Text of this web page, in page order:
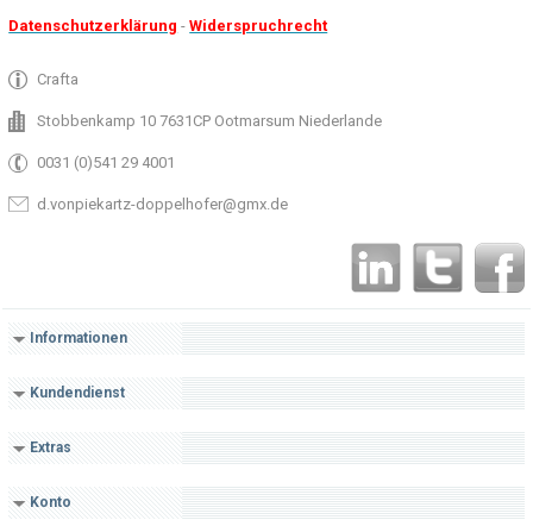
Datenschutzerklärung -Widerspruchrecht
Crafta
Stobbenkamp 10 7631CP Ootmarsum Niederlande
0031 (0)541 29 4001
d.vonpiekartz-doppelhofer@gmx.de
Informationen
Kundendienst
Extras
Konto